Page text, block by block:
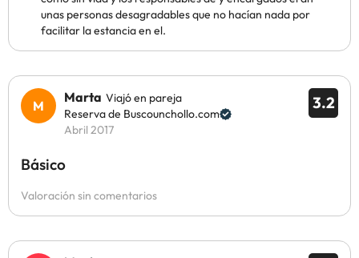
unas personas desagradables que no hacían nada por
facilitar la estancia en el.
3.2
Marta Viajó en pareja
Reserva de Buscounchollo.com
Abril 2017
Básico
Valoración sin comentarios